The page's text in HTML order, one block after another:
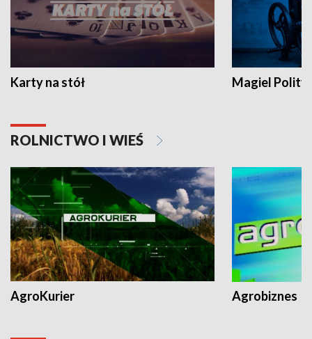
Karty na stół Magiel
ROLNICTWO I WIEŚ
AgroKurier Agrobiznes